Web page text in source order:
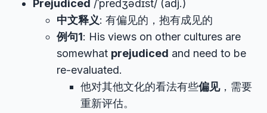
Prejudiced /ˈpredʒədɪst/ (adj.)
中文释义: 有偏见的，抱有成见的
例句1: His views on other cultures are
somewhat prejudiced and need to be
re-evaluated.
他对其他文化的看法有些偏见，需要
重新评估。